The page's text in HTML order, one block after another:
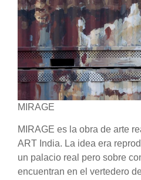
MIRAGE
MIRAGE es la obra de arte
ART India. La idea era
un palacio real pero sobre
encuentran en el vertedero